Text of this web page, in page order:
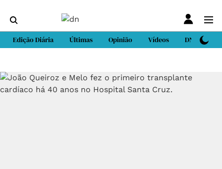
Edição Diária Últimas Opinião Vídeos DN Sport